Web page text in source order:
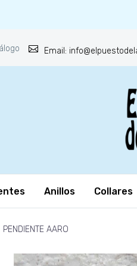
Email:
Anillos Collares
PENDIENTE AARO